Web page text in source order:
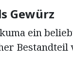
Gewürz
ein
Bestandteil